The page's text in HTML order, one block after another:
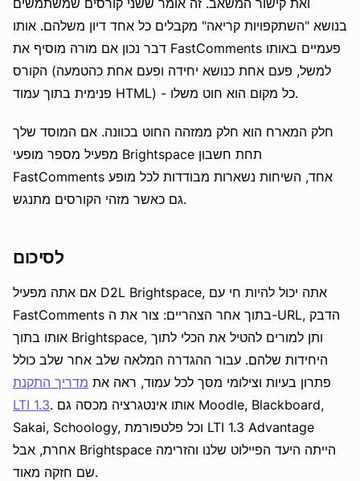
בנושא "השתקפויות קריאה" מקבלים כל אחד דיון משלהם. אותו
דבר נכון אם מורה מוסיף את FastComments פעמיים באותו
הקורס (למשל, פעם אחת כנושא יחידה ופעם אחת כהטמעה
פנימית בתוך עמוד HTML) - כל מקום הוא חוט משלו.
חלק המארח הוא חלק ממזהה החוט בכוונה. אם המוסד שלך
מפעיל מספר מופעי Brightspace תחת חשבון
FastComments אחד, השיחות נשארות מבודדות לכל מופע
גם כאשר מזהי הקורסים מתנגש.
לסיכום
אם אתה מפעיל D2L Brightspace, אתה יכול להיות חי עם
FastComments בתוך אחר הצהריים: צור את ה-URL, הדבק
אותו בתוך Brightspace, ותן למורים להטיל את הכלי לתוך
היחידות שלהם. עבור ההגדרה המלאה שלב אחר שלב כולל
פתרון בעיות וצילומי מסך לכל עמוד, ראה את מדריך התקנת
LTI 1.3. אותו אינטגרציה מכסה גם Moodle, Blackboard,
Sakai, Schoology, וכל פלטפורמת LTI 1.3 Advantage
אחרת, אבל Brightspace הייתה היעד הפיילוט שלנו והזרימה
שם חזקה מאוד.